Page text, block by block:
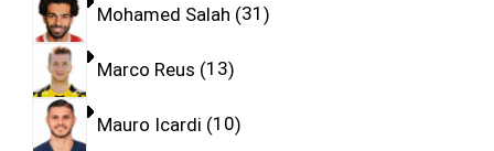
Mohamed Salah 31
Marco Reus 13
Mauro Icardi 10